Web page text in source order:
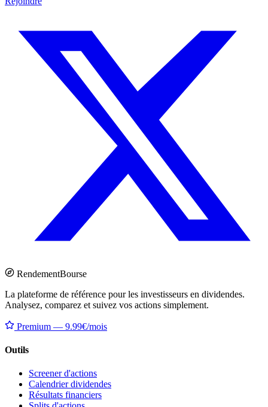
RendementBourse
La plateforme de référence pour les investisseurs en dividendes.
Analysez, comparez et suivez vos actions simplement.
Premium — 9.99€/mois
Outils
Screener d'actions
Calendrier dividendes
Résultats financiers